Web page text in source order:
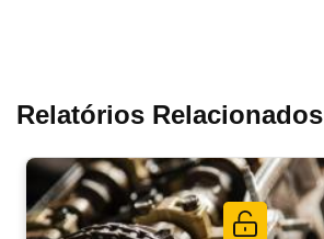
Relatórios Relacionados